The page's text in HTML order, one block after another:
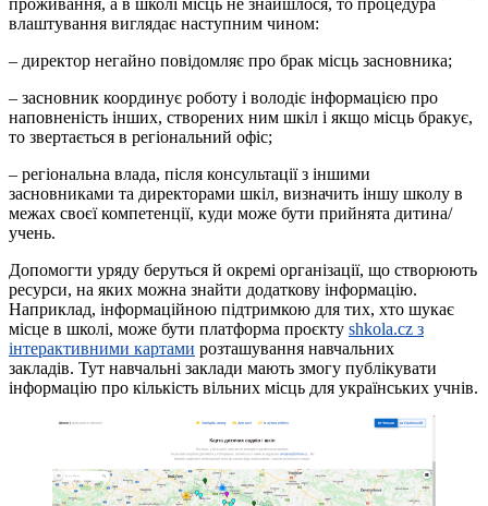
проживання, а в школі місць не знайшлося, то процедура
влаштування виглядає наступним чином:
– директор негайно повідомляє про брак місць засновника;
– засновник координує роботу і володіє інформацією про
наповненість інших, створених ним шкіл і якщо місць бракує,
то звертається в регіональний офіс;
– регіональна влада, після консультації з іншими
засновниками та директорами шкіл, визначить іншу школу в
межах своєї компетенції, куди може бути прийнята дитина/
учень.
Допомогти уряду беруться й окремі організації, що створюють
ресурси, на яких можна знайти додаткову інформацію.
Наприклад, інформаційною підтримкою для тих, хто шукає
місце в школі, може бути платформа проєкту shkola.cz з
інтерактивними картами розташування навчальних
закладів. Тут навчальні заклади мають змогу публікувати
інформацію про кількість вільних місць для українських учнів.